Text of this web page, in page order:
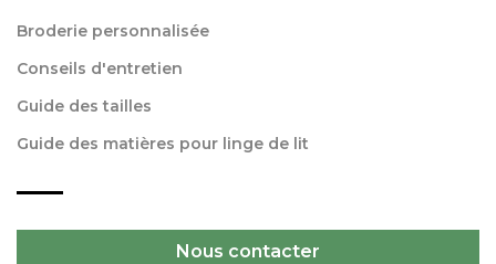
Broderie personnalisée
Conseils d'entretien
Guide des tailles
Guide des matières pour linge de lit
Nous contacter